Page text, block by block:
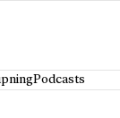
Podcasts